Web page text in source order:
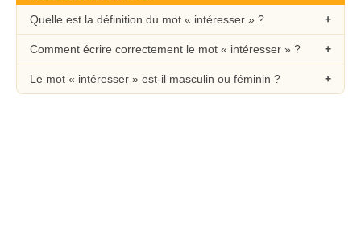
Quelle est la définition du mot « intéresser » ?
Comment écrire correctement le mot « intéresser » ?
Le mot « intéresser » est-il masculin ou féminin ?